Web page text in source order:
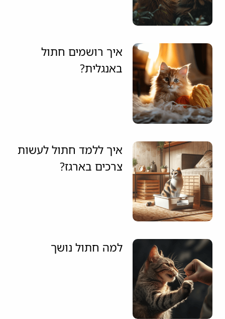
איך רושמים חתול
באנגלית?
איך ללמד חתול לעשות
צרכים בארגז?
למה חתול נושך